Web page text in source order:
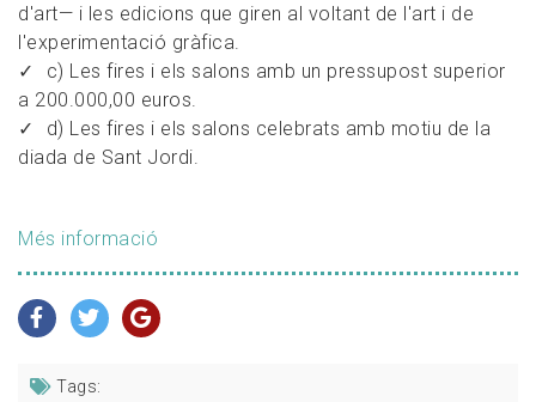
d'art— i les edicions que giren al voltant de l'art i de
l'experimentació gràfica.
c) Les fires i els salons amb un pressupost superior
a 200.000,00 euros.
d) Les fires i els salons celebrats amb motiu de la
diada de Sant Jordi.
Més informació
Tags: